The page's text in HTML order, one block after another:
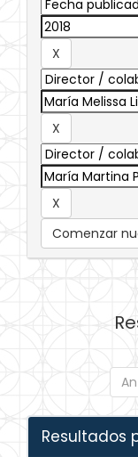
Comenzar
Resultados